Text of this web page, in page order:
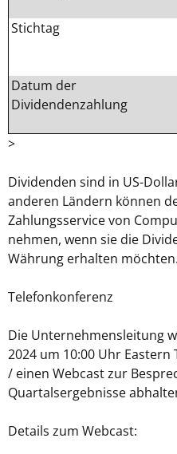
Stichtag
Datum der
Dividendenzahlung
>
Dividenden sind in US-
anderen Ländern können
Zahlungsservice von
nehmen, wenn sie die
Währung erhalten möchten.
Telefonkonferenz
Die Unternehmensleitung
2024 um 10:00 Uhr
/ einen Webcast zur
Quartalsergebnisse
Details zum Webcast: